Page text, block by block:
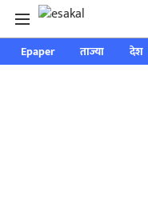
Epaper ताज्या देश